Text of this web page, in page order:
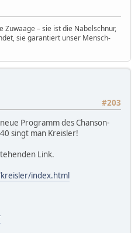
Zuwaage – sie ist die Nabelschnur,
sie garantiert unser Mensch-
#203
Programm des Chanson-
singt man Kreisler!
Link.
index.html